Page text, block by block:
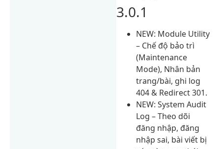
3.0.1
NEW: Module Utility
– Chế độ bảo trì
(Maintenance
Mode), Nhân bản
trang/bài, ghi log
404 & Redirect 301.
NEW: System Audit
Log – Theo dõi
đăng nhập, đăng
nhập sai, bài viết bị